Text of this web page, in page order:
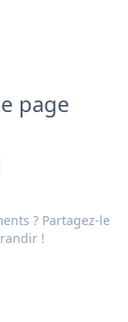
page
? Partagez-le
!